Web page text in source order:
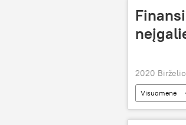
2020
Visuomenė
Sveikatos